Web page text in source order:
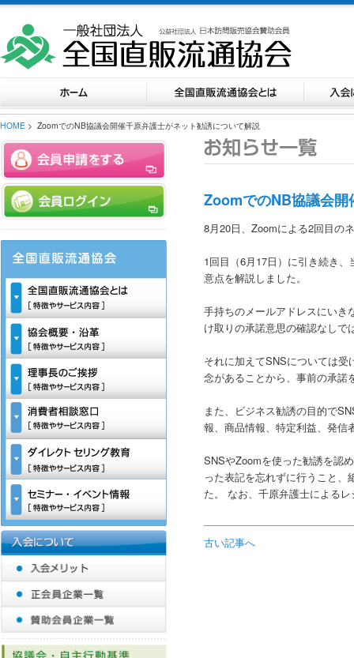
HOME > ZoomでのNB協議会開催千原弁護士がネット勧誘について解説
ZoomでのNB協議会
8月20日、Zoomによる2回目の
1回目（6月17日）に引き続き
意点を解説しました。
手持ちのメールアドレスにいき
け取りの承諾意思の確認なし
それに加えてSNSについては
念があることから、事前の承諾
また、ビジネス勧誘の目的で
報、商品情報、特定利益、発信
SNSやZoomを使った勧誘を認
った表記を忘れずに行うこと
た。 なお、千原弁護士によるレ
古い記事へ